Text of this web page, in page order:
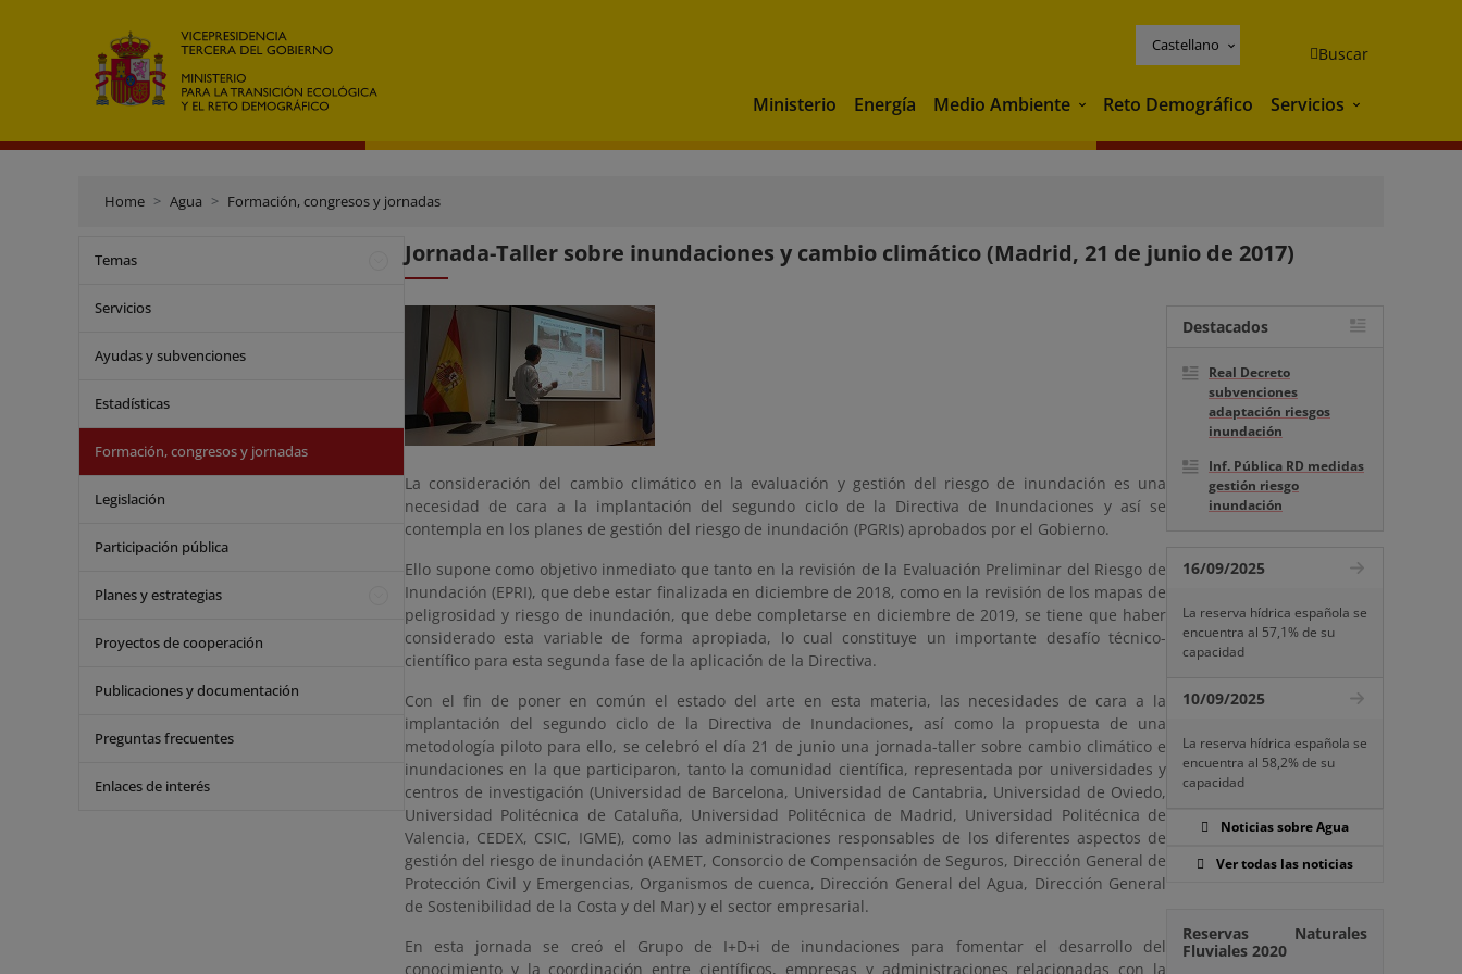
Castellano Buscar
Ministerio Energía Medio Ambiente Medio Ambiente
Reto Demográfico Servicios Servicios
Home Agua Formación, congresos y jornadas
Temas
Servicios
Ayudas y subvenciones
Estadísticas
Formación, congresos y jornadas
Legislación
Participación pública
Planes y estrategias
Proyectos de cooperación
Publicaciones y documentación
Preguntas frecuentes
Enlaces de interés
Jornada-Taller sobre inundaciones y cambio climático (Madrid, 21 de junio de 2017)
La consideración del cambio climático en la evaluación y gestión del riesgo de inundación es una
necesidad de cara a la implantación del segundo ciclo de la Directiva de Inundaciones y así se
contempla en los planes de gestión del riesgo de inundación (PGRIs) aprobados por el Gobierno.
Ello supone como objetivo inmediato que tanto en la revisión de la Evaluación Preliminar del Riesgo de
Inundación (EPRI), que debe estar finalizada en diciembre de 2018, como en la revisión de los mapas de
peligrosidad y riesgo de inundación, que debe completarse en diciembre de 2019, se tiene que haber
considerado esta variable de forma apropiada, lo cual constituye un importante desafío técnico-
científico para esta segunda fase de la aplicación de la Directiva.
Con el fin de poner en común el estado del arte en esta materia, las necesidades de cara a la
implantación del segundo ciclo de la Directiva de Inundaciones, así como la propuesta de una
metodología piloto para ello, se celebró el día 21 de junio una jornada-taller sobre cambio climático e
inundaciones en la que participaron, tanto la comunidad científica, representada por universidades y
centros de investigación (Universidad de Barcelona, Universidad de Cantabria, Universidad de Oviedo,
Universidad Politécnica de Cataluña, Universidad Politécnica de Madrid, Universidad Politécnica de
Valencia, CEDEX, CSIC, IGME), como las administraciones responsables de los diferentes aspectos de
gestión del riesgo de inundación (AEMET, Consorcio de Compensación de Seguros, Dirección General de
Protección Civil y Emergencias, Organismos de cuenca, Dirección General del Agua, Dirección General
de Sostenibilidad de la Costa y del Mar) y el sector empresarial.
En esta jornada se creó el Grupo de I+D+i de inundaciones para fomentar el desarrollo del
conocimiento y la coordinación entre científicos, empresas y administraciones relacionadas con la
Destacados
Real Decreto
subvenciones
adaptación riesgos
inundación
Inf. Pública RD medidas
gestión riesgo
inundación
16/09/2025
La reserva hídrica española se
encuentra al 57,1% de su
capacidad
10/09/2025
La reserva hídrica española se
encuentra al 58,2% de su
capacidad
Noticias sobre Agua
Ver todas las noticias
Reservas Naturales
Fluviales 2020